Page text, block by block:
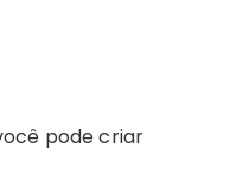
pode criar